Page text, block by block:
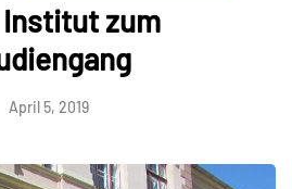
zum
April 5, 2019